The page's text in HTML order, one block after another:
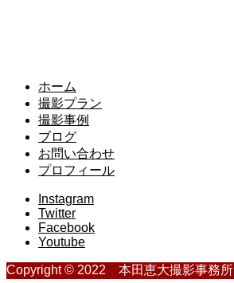
ホーム
撮影プラン
撮影事例
ブログ
お問い合わせ
プロフィール
Instagram
Twitter
Facebook
Youtube
Copyright © 2022 本田恵大撮影事務所